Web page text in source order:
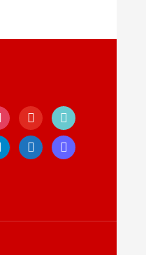
youtubetiktok
blueskymastodon